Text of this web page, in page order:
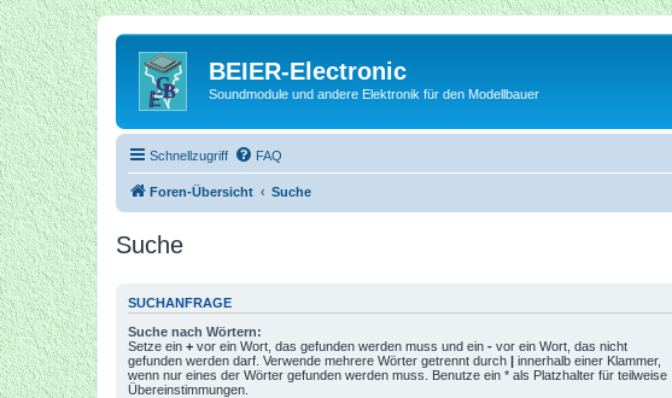
BEIER-Electronic
Soundmodule und andere Elektronik für den Modellbauer
Schnellzugriff FAQ
Foren-Übersicht Suche
Suche
SUCHANFRAGE
Suche nach Wörtern:
Setze ein + vor ein Wort, das gefunden werden muss und ein - vor ein Wort, das nicht
gefunden werden darf. Verwende mehrere Wörter getrennt durch | innerhalb einer Klammer,
wenn nur eines der Wörter gefunden werden muss. Benutze ein * als Platzhalter für teilweise
Übereinstimmungen.